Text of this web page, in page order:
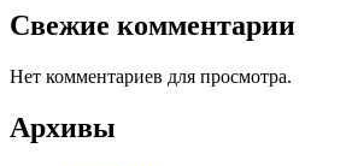
Свежие комментарии
Нет комментариев для просмотра.
Архивы